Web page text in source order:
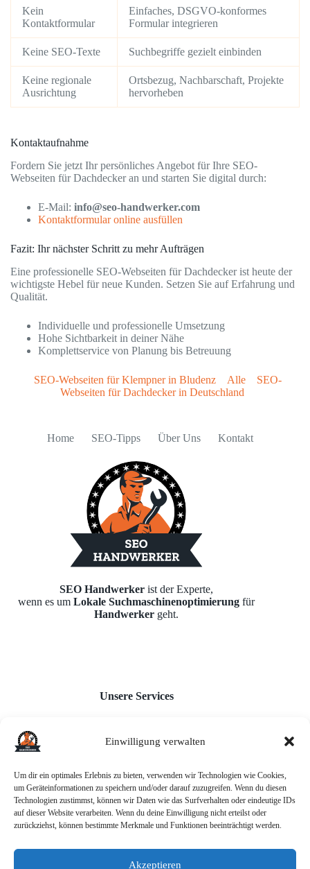
Einwilligung verwalten
Um dir ein optimales Erlebnis zu bieten, verwenden wir Technologien wie Cookies,
um Geräteinformationen zu speichern und/oder darauf zuzugreifen. Wenn du diesen
Technologien zustimmst, können wir Daten wie das Surfverhalten oder eindeutige IDs
auf dieser Website verarbeiten. Wenn du deine Einwilligung nicht erteilst oder
zurückziehst, können bestimmte Merkmale und Funktionen beeinträchtigt werden.
Akzeptieren
Kein
Kontaktformular
Einfaches, DSGVO-konformes
Formular integrieren
Keine SEO-Texte Suchbegriffe gezielt einbinden
Keine regionale
Ausrichtung
Ortsbezug, Nachbarschaft, Projekte
hervorheben
Kontaktaufnahme
Fordern Sie jetzt Ihr persönliches Angebot für Ihre SEO-
Webseiten für Dachdecker an und starten Sie digital durch:
E-Mail: info@seo-handwerker.com
Kontaktformular online ausfüllen
Fazit: Ihr nächster Schritt zu mehr Aufträgen
Eine professionelle SEO-Webseiten für Dachdecker ist heute der
wichtigste Hebel für neue Kunden. Setzen Sie auf Erfahrung und
Qualität.
Individuelle und professionelle Umsetzung
Hohe Sichtbarkeit in deiner Nähe
Komplettservice von Planung bis Betreuung
SEO-Webseiten für Klempner in Bludenz Alle
SEO-
Webseiten für Dachdecker in Deutschland
Home SEO-Tipps Über Uns Kontakt
SEO Handwerker ist der Experte,
wenn es umLokale Suchmaschinenoptimierung für
Handwerker geht.
Unsere Services
Webseiten für Handwerker
Google Unternehmensprofil
Backlink-Aufbau
AI-Chatbot